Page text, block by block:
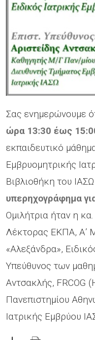
Σας ενημερώνουμε
ώρα 13:30 έως
εκπαιδευτικό
Εμβρυομητρικής
Βιβλιοθήκη του
υπερηχογράφημα
Ομιλήτρια ήταν η κα.
Λέκτορας ΕΚΠΑ, Α’
«Αλεξάνδρα»,
Υπεύθυνος των
Αντσακλής, FRCOG
Πανεπιστημίου
Ιατρικής Εμβρύου